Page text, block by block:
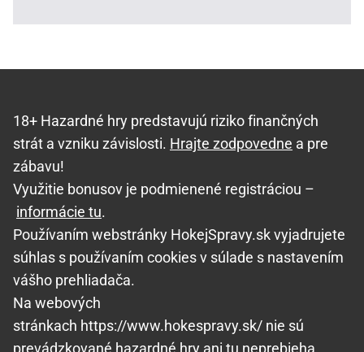
18+ Hazardné hry predstavujú riziko finančných
strát a vzniku závislosti. Hrajte zodpovedne a pre
zábavu!
Využitie bonusov je podmienené registráciou –
informácie tu.
Používaním webstránky HokejSpravy.sk vyjadrujete
súhlas s používaním cookies v súlade s nastavením
vášho prehliadača.
Na webových
stránkach https://www.hokespravy.sk/ nie sú